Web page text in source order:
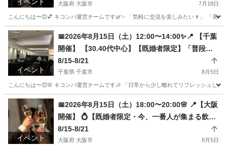
大阪府 大阪市 7月18日
こんにちは〜😊💕 キコンパ運営チームです🌿✨ 「気軽に交流を楽しみたい🍷」 「美
大阪 大阪市 パーティー 40代
イベント
📅2026年8月15日（土）12:00〜14:00✨📍 【千葉
開催】 【30.40代中心】【既婚者限定】「普段若
く見られる」×「初参加」の最強タッグ企画💍🎉
8/15-8/21
千葉県 千葉市 8月5日
こんにちは〜😊🌸 キコンパ運営チームです🎶 「日常から少し離れてリフレッシュし
千葉 千葉市 パーティー
イベント
📅2026年8月15日（土）18:00〜20:00🌸 📍【大阪
開催】 💍【既婚者限定・今、一番人が集まる飲み
会】🌟【既婚者限定】お一人様大歓迎！初参加率
平均70％超え企画で安心✨
8/15-8/21
大阪府 大阪市 8月5日